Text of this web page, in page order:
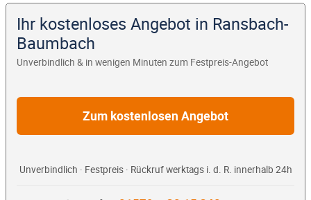
Ihr kostenloses Angebot in Ransbach-
Baumbach
Unverbindlich & in wenigen Minuten zum Festpreis-Angebot
Zum kostenlosen Angebot
Unverbindlich · Festpreis · Rückruf werktags i. d. R. innerhalb 24h